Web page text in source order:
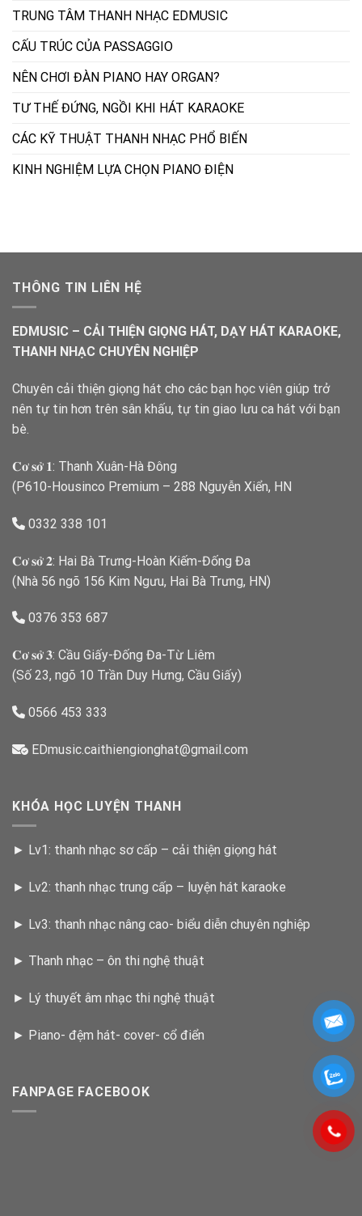
TRUNG TÂM THANH NHẠC EDMUSIC
CẤU TRÚC CỦA PASSAGGIO
NÊN CHƠI ĐÀN PIANO HAY ORGAN?
TƯ THẾ ĐỨNG, NGỒI KHI HÁT KARAOKE
CÁC KỸ THUẬT THANH NHẠC PHỔ BIẾN
KINH NGHIỆM LỰA CHỌN PIANO ĐIỆN
THÔNG TIN LIÊN HỆ
EDMUSIC – CẢI THIỆN GIỌNG HÁT, DẠY HÁT KARAOKE,
THANH NHẠC CHUYÊN NGHIỆP
Chuyên cải thiện giọng hát cho các bạn học viên giúp trở
nên tự tin hơn trên sân khấu, tự tin giao lưu ca hát với bạn
bè.
𝐂𝐨̛ 𝐬𝐨̛̉ 𝟏: Thanh Xuân-Hà Đông
(P610-Housinco Premium – 288 Nguyễn Xiển, HN
0332 338 101
𝐂𝐨̛ 𝐬𝐨̛̉ 𝟐: Hai Bà Trưng-Hoàn Kiếm-Đống Đa
(Nhà 56 ngõ 156 Kim Ngưu, Hai Bà Trưng, HN)
0376 353 687
𝐂𝐨̛ 𝐬𝐨̛̉ 𝟑: Cầu Giấy-Đống Đa-Từ Liêm
(Số 23, ngõ 10 Trần Duy Hưng, Cầu Giấy)
0566 453 333
EDmusic.caithiengionghat@gmail.com
KHÓA HỌC LUYỆN THANH
► Lv1: thanh nhạc sơ cấp – cải thiện giọng hát
► Lv2: thanh nhạc trung cấp – luyện hát karaoke
► Lv3: thanh nhạc nâng cao- biểu diễn chuyên nghiệp
► Thanh nhạc – ôn thi nghệ thuật
► Lý thuyết âm nhạc thi nghệ thuật
► Piano- đệm hát- cover- cổ điển
FANPAGE FACEBOOK